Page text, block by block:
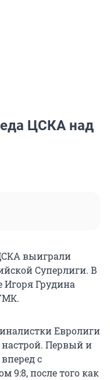
ЦСКА над
выиграли
Cуперлиги. В
Грудина
Евролиги
Первый и
с
после того как